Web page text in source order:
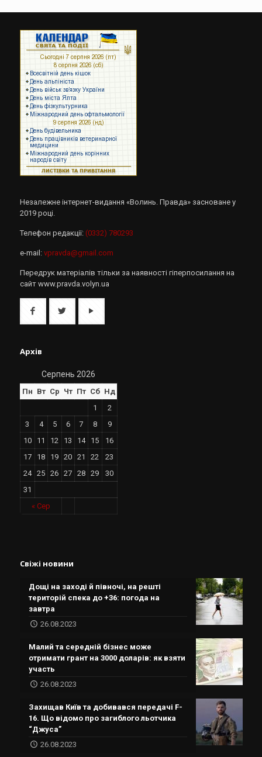
Незалежне інтернет-видання «Волинь. Правда» засноване у
2019 році.
Телефон редакції: (0332) 780293
e-mail: vpravda@gmail.com
Передрук матеріалів тільки за наявності гіперпосилання на
сайт www.pravda.volyn.ua
Архів
Серпень 2026
Пн Вт Ср Чт Пт Сб Нд
« Сер
1
2
3
4 5 6 7 8
9
10
11 12 13 14 15
16
17
18 19 20 21 22
23
24
25 26 27 28 29
30
31
Свіжі новини
Дощі на заході й півночі, на решті
територій спека до +36: погода на
завтра
26.08.2023
Малий та середній бізнес може
отримати грант на 3000 доларів: як взяти
участь
26.08.2023
Захищав Київ та добивався передачі F-
16. Що відомо про загиблого льотчика
“Джуса”
26.08.2023